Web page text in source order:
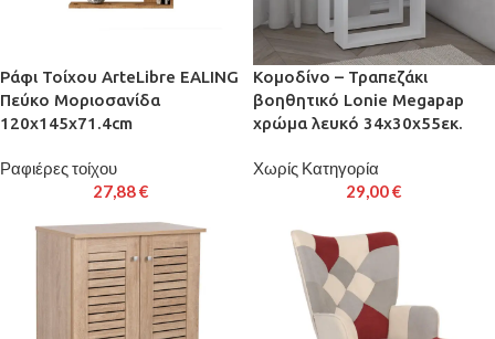
Ράφι Τοίχου ArteLibre EALING
Πεύκο Μοριοσανίδα
120x145x71.4cm
Ραφιέρες τοίχου
27,88€
Κομοδίνο – Τραπεζάκι
βοηθητικό Lonie Megapap
χρώμα λευκό 34x30x55εκ.
Χωρίς Κατηγορία
29,00€